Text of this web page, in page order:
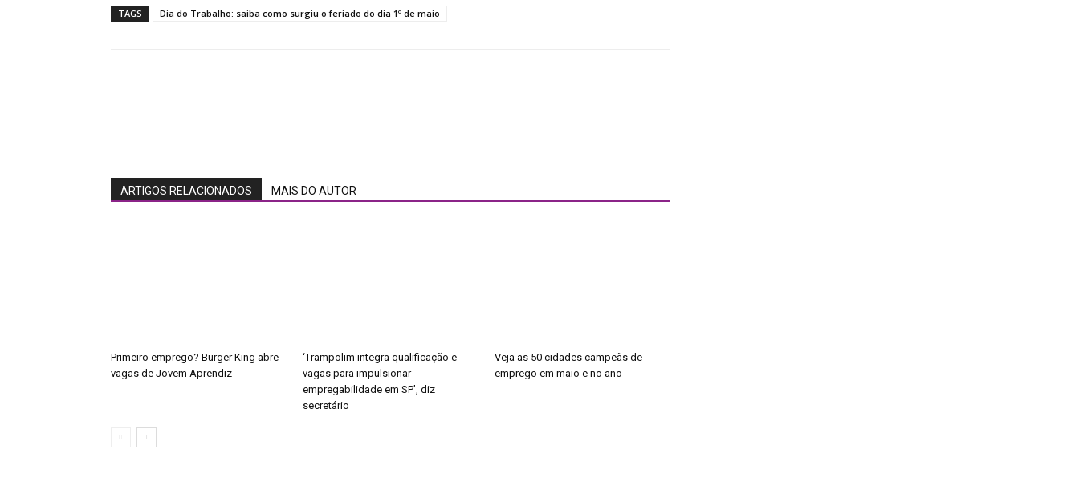
TAGS Dia do Trabalho: saiba como surgiu o feriado do dia 1º de maio
ARTIGOS RELACIONADOS MAIS DO AUTOR
Primeiro emprego? Burger King abre
vagas de Jovem Aprendiz
‘Trampolim integra qualificação e
vagas para impulsionar
empregabilidade em SP’, diz
secretário
Veja as 50 cidades campeãs de
emprego em maio e no ano